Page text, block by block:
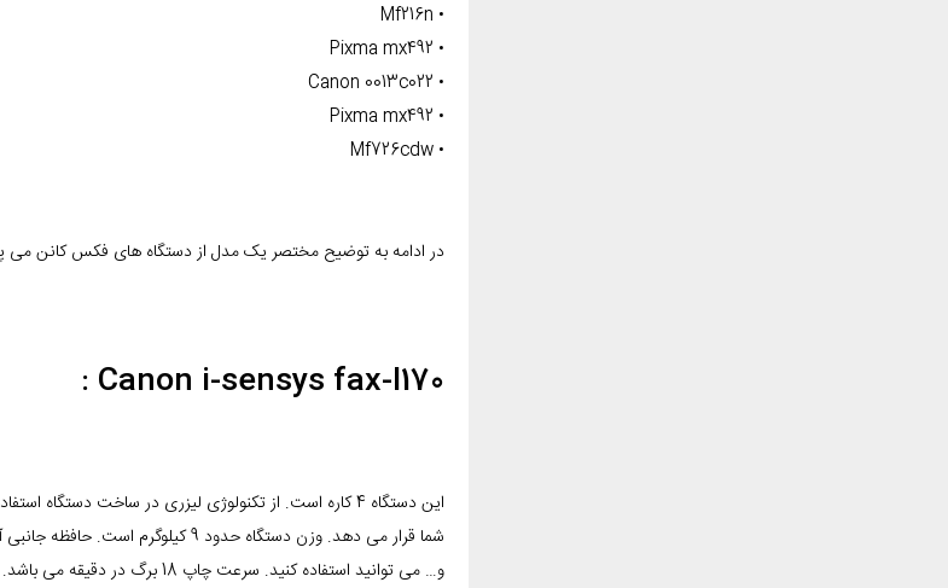
• Mf216n
• Pixma mx492
• Canon 0013c022
• Pixma mx492
• Mf726cdw
در ادامه به توضیح مختصر یک مدل از دستگاه های فکس کانن می
Canon i-sensys fax-l170 :
و… می توانید استفاده کنید. سرعت چاپ 18 برگ در دقیقه می باشد.